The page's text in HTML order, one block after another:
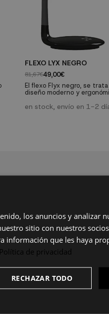
FLEXO LYX NEGRO
81,67€49,00€
El flexo Flyx negro, se
diseño moderno y
en stock, envío en 1-2
con
y asegurarnos de que las
pero si cuentas con
y se calientan, por lo
factura de la luz te costará
los anuncios y analizar
sitio con nuestros
información que les haya
Política de privacidad
RECHAZAR TODO